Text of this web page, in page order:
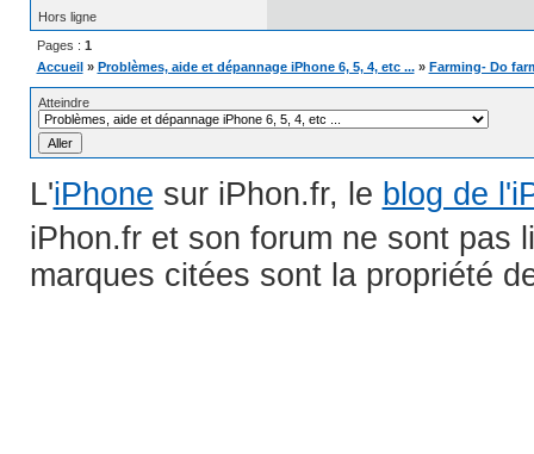
Hors ligne
Pages : 1
Accueil » Problèmes, aide et dépannage iPhone 6, 5, 4, etc ... » Farming- Do
Atteindre
L'iPhone sur iPhon.fr, le blog de
iPhon.fr et son forum ne sont pas
marques citées sont la propriété